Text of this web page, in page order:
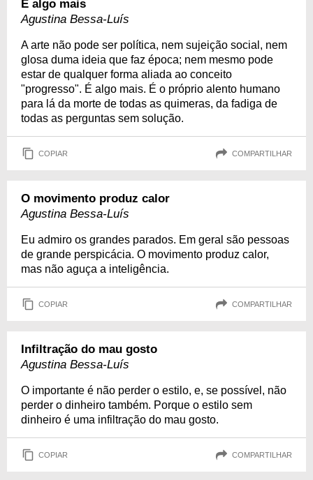
É algo mais
Agustina Bessa-Luís
A arte não pode ser política, nem sujeição social, nem
glosa duma ideia que faz época; nem mesmo pode
estar de qualquer forma aliada ao conceito
"progresso". É algo mais. É o próprio alento humano
para lá da morte de todas as quimeras, da fadiga de
todas as perguntas sem solução.
COPIAR COMPARTILHAR
O movimento produz calor
Agustina Bessa-Luís
Eu admiro os grandes parados. Em geral são pessoas
de grande perspicácia. O movimento produz calor,
mas não aguça a inteligência.
COPIAR COMPARTILHAR
Infiltração do mau gosto
Agustina Bessa-Luís
O importante é não perder o estilo, e, se possível, não
perder o dinheiro também. Porque o estilo sem
dinheiro é uma infiltração do mau gosto.
COPIAR COMPARTILHAR